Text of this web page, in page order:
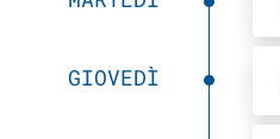
GIOVEDÌ